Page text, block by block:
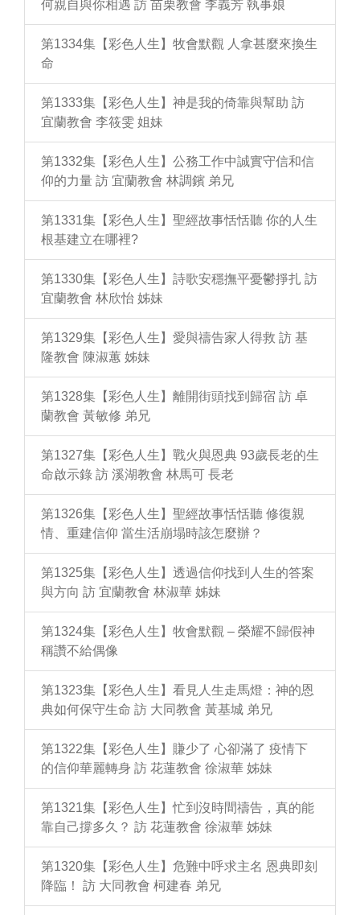
何親自與你相遇 訪 苗栗教會 李義芳 執事娘
第1334集【彩色人生】牧會默觀 人拿甚麼來換生
命
第1333集【彩色人生】神是我的倚靠與幫助 訪
宜蘭教會 李筱雯 姐妹
第1332集【彩色人生】公務工作中誠實守信和信
仰的力量 訪 宜蘭教會 林調鑌 弟兄
第1331集【彩色人生】聖經故事恬恬聽 你的人生
根基建立在哪裡?
第1330集【彩色人生】詩歌安穩撫平憂鬱掙扎 訪
宜蘭教會 林欣怡 姊妹
第1329集【彩色人生】愛與禱告家人得救 訪 基
隆教會 陳淑蕙 姊妹
第1328集【彩色人生】離開街頭找到歸宿 訪 卓
蘭教會 黃敏修 弟兄
第1327集【彩色人生】戰火與恩典 93歲長老的生
命啟示錄 訪 溪湖教會 林馬可 長老
第1326集【彩色人生】聖經故事恬恬聽 修復親
情、重建信仰 當生活崩塌時該怎麼辦？
第1325集【彩色人生】透過信仰找到人生的答案
與方向 訪 宜蘭教會 林淑華 姊妹
第1324集【彩色人生】牧會默觀 – 榮耀不歸假神
稱讚不給偶像
第1323集【彩色人生】看見人生走馬燈：神的恩
典如何保守生命 訪 大同教會 黃基城 弟兄
第1322集【彩色人生】賺少了 心卻滿了 疫情下
的信仰華麗轉身 訪 花蓮教會 徐淑華 姊妹
第1321集【彩色人生】忙到沒時間禱告，真的能
靠自己撐多久？ 訪 花蓮教會 徐淑華 姊妹
第1320集【彩色人生】危難中呼求主名 恩典即刻
降臨！ 訪 大同教會 柯建春 弟兄